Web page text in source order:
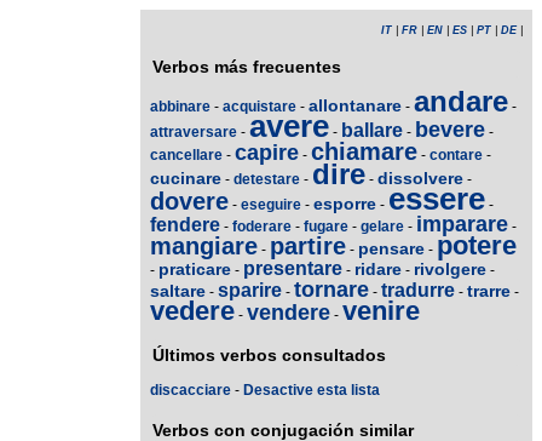
IT FR EN ES PT DE|
Verbos más frecuentes
abbinare - acquistare - allontanare - andare -
attraversare - avere - ballare - bevere -
cancellare - capire - chiamare - contare -
cucinare - detestare - dire - dissolvere -
dovere - eseguire - esporre - essere -
fendere - foderare - fugare - gelare - imparare -
mangiare - partire - pensare - potere
- praticare - presentare - ridare - rivolgere -
saltare - sparire - tornare - tradurre - trarre -
vedere - vendere - venire
Últimos verbos consultados
discacciare - Desactive esta lista
Verbos con conjugación similar